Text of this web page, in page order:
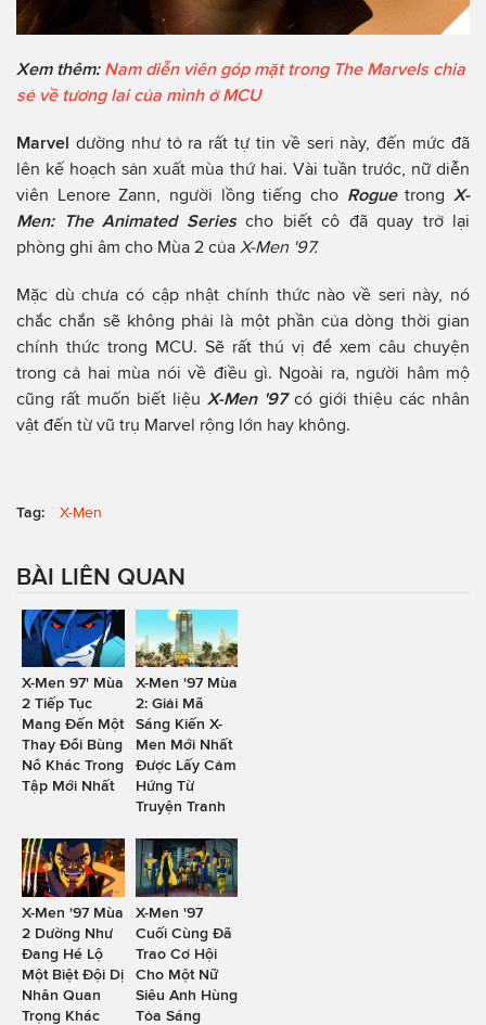
Xem thêm: Nam diễn viên góp mặt trong The Marvels chia
sẻ về tương lai của mình ở MCU
Marvel dường như tỏ ra rất tự tin về seri này, đến mức đã
lên kế hoạch sản xuất mùa thứ hai. Vài tuần trước, nữ diễn
viên Lenore Zann, người lồng tiếng cho Roguetrong X-
Men: The Animated Seriescho biết cô đã quay trở lại
phòng ghi âm cho Mùa 2 của X-Men '97.
Mặc dù chưa có cập nhật chính thức nào về seri này, nó
chắc chắn sẽ không phải là một phần của dòng thời gian
chính thức trong MCU. Sẽ rất thú vị để xem câu chuyện
trong cả hai mùa nói về điều gì. Ngoài ra, người hâm mộ
cũng rất muốn biết liệu X-Men '97 có giới thiệu các nhân
vật đến từ vũ trụ Marvel rộng lớn hay không.
Tag: X-Men
BÀI LIÊN QUAN
X-Men 97' Mùa
2 Tiếp Tục
Mang Đến Một
Thay Đổi Bùng
Nổ Khác Trong
Tập Mới Nhất
X-Men '97 Mùa
2: Giải Mã
Sáng Kiến X-
Men Mới Nhất
Được Lấy Cảm
Hứng Từ
Truyện Tranh
X-Men '97 Mùa
2 Dường Như
Đang Hé Lộ
Một Biệt Đội Dị
Nhân Quan
Trọng Khác
X-Men '97
Cuối Cùng Đã
Trao Cơ Hội
Cho Một Nữ
Siêu Anh Hùng
Tỏa Sáng